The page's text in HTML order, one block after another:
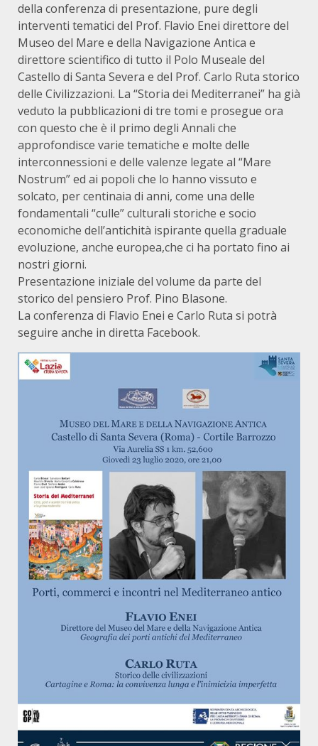
della conferenza di presentazione, pure degli
interventi tematici del Prof. Flavio Enei direttore del
Museo del Mare e della Navigazione Antica e
direttore scientifico di tutto il Polo Museale del
Castello di Santa Severa e del Prof. Carlo Ruta storico
delle Civilizzazioni. La “Storia dei Mediterranei” ha già
veduto la pubblicazioni di tre tomi e prosegue ora
con questo che è il primo degli Annali che
approfondisce varie tematiche e molte delle
interconnessioni e delle valenze legate al “Mare
Nostrum” ed ai popoli che lo hanno vissuto e
solcato, per centinaia di anni, come una delle
fondamentali “culle” culturali storiche e socio
economiche dell’antichità ispirante quella graduale
evoluzione, anche europea,che ci ha portato fino ai
nostri giorni.
Presentazione iniziale del volume da parte del
storico del pensiero Prof. Pino Blasone.
La conferenza di Flavio Enei e Carlo Ruta si potrà
seguire anche in diretta Facebook.